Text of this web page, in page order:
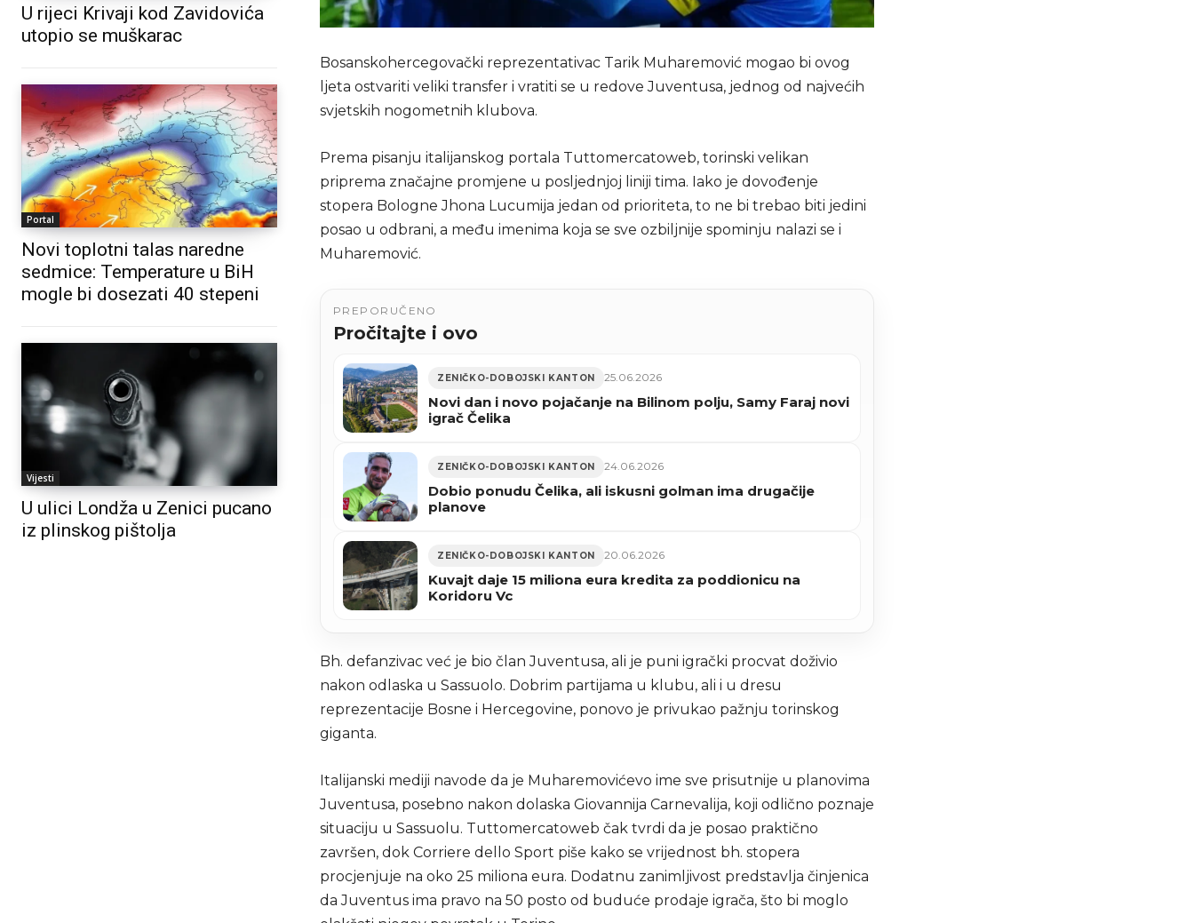
U rijeci Krivaji kod Zavidovića
utopio se muškarac
Portal
Novi toplotni talas naredne
sedmice: Temperature u BiH
mogle bi dosezati 40 stepeni
Vijesti
U ulici Londža u Zenici pucano
iz plinskog pištolja
Bosanskohercegovački reprezentativac Tarik Muharemović mogao bi ovog
ljeta ostvariti veliki transfer i vratiti se u redove Juventusa, jednog od najvećih
svjetskih nogometnih klubova.
Prema pisanju italijanskog portala Tuttomercatoweb, torinski velikan
priprema značajne promjene u posljednjoj liniji tima. Iako je dovođenje
stopera Bologne Jhona Lucumija jedan od prioriteta, to ne bi trebao biti jedini
posao u odbrani, a među imenima koja se sve ozbiljnije spominju nalazi se i
Muharemović.
PREPORUČENO
Pročitajte i ovo
ZENIČKO-DOBOJSKI KANTON 25.06.2026
Novi dan i novo pojačanje na Bilinom polju, Samy Faraj novi
igrač Čelika
ZENIČKO-DOBOJSKI KANTON 24.06.2026
Dobio ponudu Čelika, ali iskusni golman ima drugačije
planove
ZENIČKO-DOBOJSKI KANTON 20.06.2026
Kuvajt daje 15 miliona eura kredita za poddionicu na
Koridoru Vc
Bh. defanzivac već je bio član Juventusa, ali je puni igrački procvat doživio
nakon odlaska u Sassuolo. Dobrim partijama u klubu, ali i u dresu
reprezentacije Bosne i Hercegovine, ponovo je privukao pažnju torinskog
giganta.
Italijanski mediji navode da je Muharemovićevo ime sve prisutnije u planovima
Juventusa, posebno nakon dolaska Giovannija Carnevalija, koji odlično poznaje
situaciju u Sassuolu. Tuttomercatoweb čak tvrdi da je posao praktično
završen, dok Corriere dello Sport piše kako se vrijednost bh. stopera
procjenjuje na oko 25 miliona eura. Dodatnu zanimljivost predstavlja činjenica
da Juventus ima pravo na 50 posto od buduće prodaje igrača, što bi moglo